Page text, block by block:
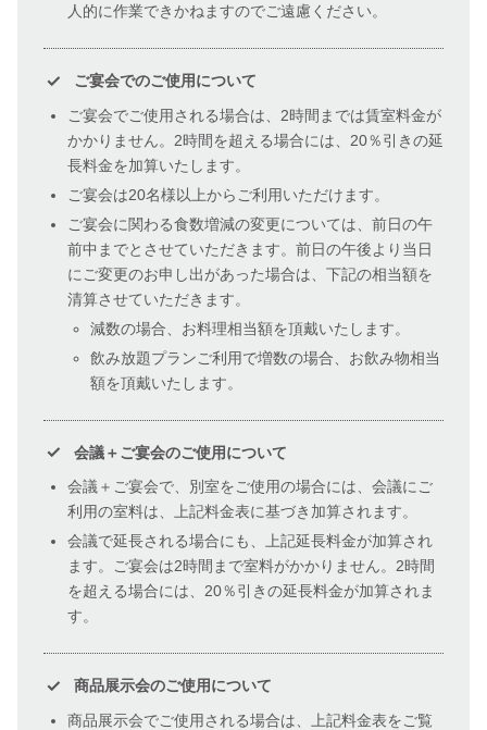
人的に作業できかねますのでご遠慮ください。
ご宴会でのご使用について
ご宴会でご使用される場合は、2時間までは賃室料金が
かかりません。2時間を超える場合には、20％引きの延
長料金を加算いたします。
ご宴会は20名様以上からご利用いただけます。
ご宴会に関わる食数増減の変更については、前日の午
前中までとさせていただきます。前日の午後より当日
にご変更のお申し出があった場合は、下記の相当額を
清算させていただきます。
減数の場合、お料理相当額を頂戴いたします。
飲み放題プランご利用で増数の場合、お飲み物相当
額を頂戴いたします。
会議＋ご宴会のご使用について
会議＋ご宴会で、別室をご使用の場合には、会議にご
利用の室料は、上記料金表に基づき加算されます。
会議で延長される場合にも、上記延長料金が加算され
ます。ご宴会は2時間まで室料がかかりません。2時間
を超える場合には、20％引きの延長料金が加算されま
す。
商品展示会のご使用について
商品展示会でご使用される場合は、上記料金表をご覧